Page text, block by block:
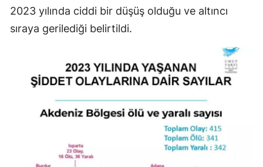
2023 yılında ciddi bir düşüş olduğu ve altıncı
sıraya gerilediği belirtildi.